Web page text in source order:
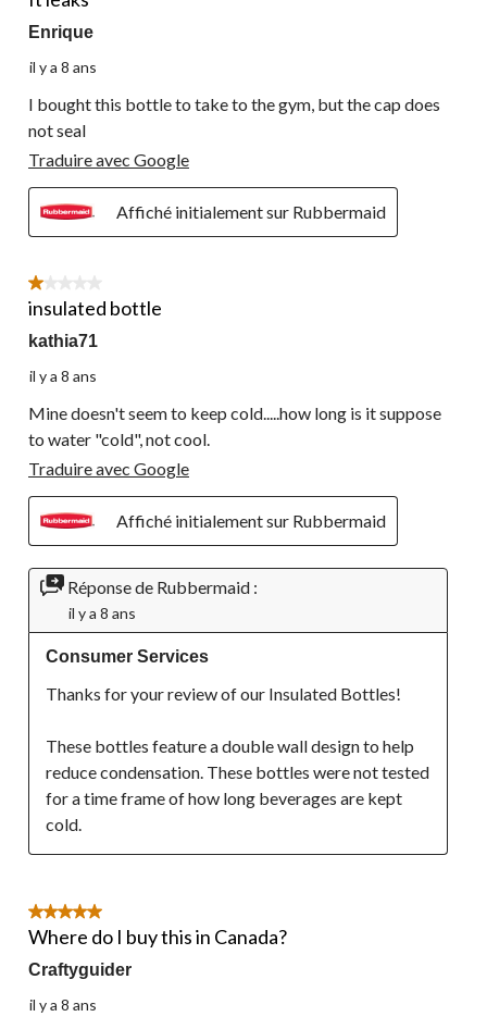
Enrique
il y a 8 ans
I bought this bottle to take to the gym, but the cap does
not seal
Traduire avec Google
Affiché initialement sur Rubbermaid
1 étoile(s) sur 5.
insulated bottle
kathia71
il y a 8 ans
Mine doesn't seem to keep cold.....how long is it suppose
to water "cold", not cool.
Traduire avec Google
Affiché initialement sur Rubbermaid
Réponse de Rubbermaid :
il y a 8 ans
Consumer Services
Thanks for your review of our Insulated Bottles!
These bottles feature a double wall design to help
reduce condensation. These bottles were not tested
for a time frame of how long beverages are kept
cold.
5 étoile(s) sur 5.
Where do I buy this in Canada?
Craftyguider
il y a 8 ans